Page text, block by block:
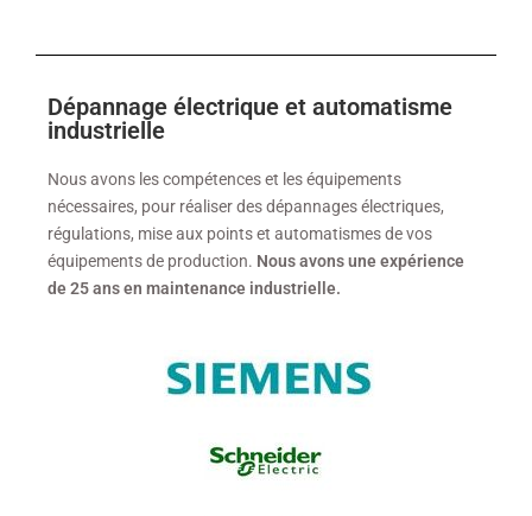
Dépannage électrique et automatisme
industrielle
Nous avons les compétences et les équipements
nécessaires, pour réaliser des dépannages électriques,
régulations, mise aux points et automatismes de vos
équipements de production. Nous avons une expérience
de 25 ans en maintenance industrielle.